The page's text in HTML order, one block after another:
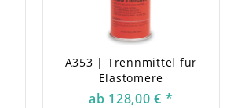
A353 | Trennmittel für
Elastomere
ab 128,00 € *